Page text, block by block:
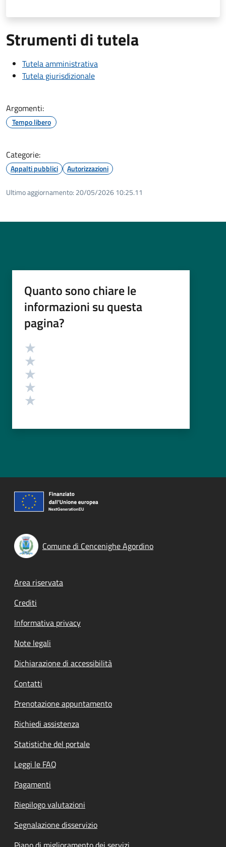
Strumenti di tutela
Tutela amministrativa
Tutela giurisdizionale
Argomenti:
Tempo libero
Categorie:
Appalti pubblici Autorizzazioni
Ultimo aggiornamento: 20/05/2026 10:25.11
Quanto sono chiare le
informazioni su questa
pagina?
Valutazione
Comune di Cencenighe Agordino
Footer menu
Area riservata
Crediti
Informativa privacy
Note legali
Dichiarazione di accessibilità
Contatti
Prenotazione appuntamento
Richiedi assistenza
Statistiche del portale
Leggi le FAQ
Pagamenti
Riepilogo valutazioni
Segnalazione disservizio